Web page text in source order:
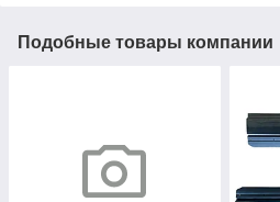
Подобные товары компании